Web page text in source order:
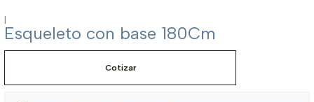
|
Esqueleto con base 180Cm
Cotizar